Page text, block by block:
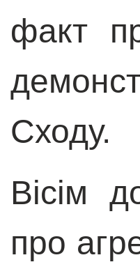
факт
Сходу.
Вісім
про